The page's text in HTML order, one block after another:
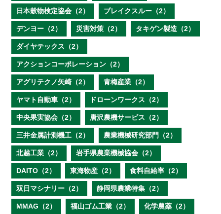
日本穀物検定協会（2） ブレイクスルー（2）
デンヨー（2） 災害対策（2） タキゲン製造（2）
ダイヤテックス（2）
アクションコーポレーション（2）
アグリテクノ矢崎（2） 青梅産業（2）
ヤマト自動車（2） ドローンワークス（2）
中央果実協会（2） 唐沢農機サービス（2）
三井金属計測機工（2） 農業機械研究部門（2）
北越工業（2） 岩手県農業機械協会（2）
DAITO（2） 東海物産（2） 食料自給率（2）
双日マシナリー（2） 静岡県農業特集（2）
MMAG（2） 福山ゴム工業（2） 化学農薬（2）